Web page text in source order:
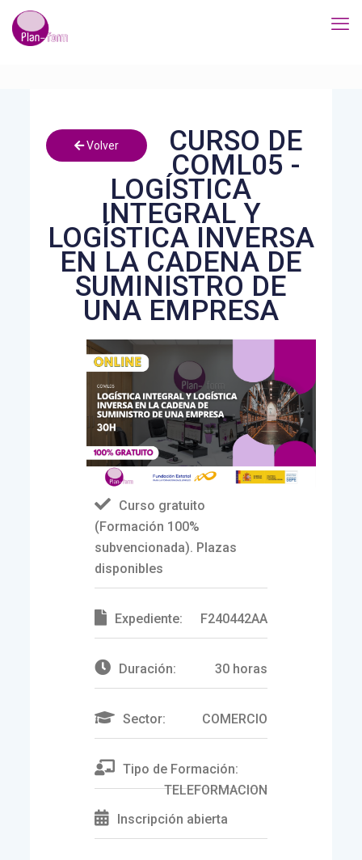
Volver CURSO DE
COML05 -
LOGÍSTICA
INTEGRAL Y
LOGÍSTICA INVERSA
EN LA CADENA DE
SUMINISTRO DE
UNA EMPRESA
Curso gratuito
(Formación 100%
subvencionada). Plazas
disponibles
Expediente: F240442AA
Duración: 30 horas
Sector: COMERCIO
Tipo de Formación:
TELEFORMACION
Inscripción abierta